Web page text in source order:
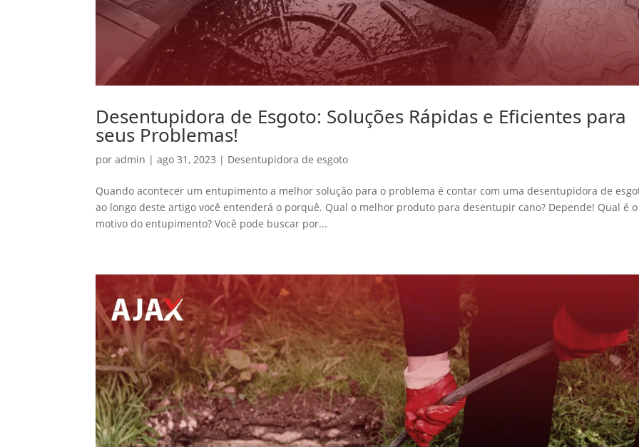
Desentupidora de Esgoto: Soluções Rápidas e Eficientes para
seus Problemas!
poradmin |ago 31, 2023 | Desentupidora de esgoto
Quando acontecer um entupimento a melhor solução para o problema é contar com uma desentupidora de
ao longo deste artigo você entenderá o porquê. Qual o melhor produto para desentupir cano? Depende! Qual é o
motivo do entupimento? Você pode buscar por...